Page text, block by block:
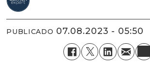
PUBLICADO 07.08.2023 - 05:50